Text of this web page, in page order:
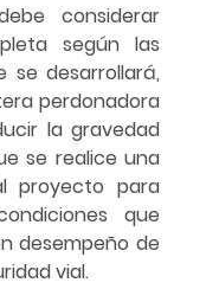
considerar
según las
se desarrollará,
perdonadora
la gravedad
se realice una
proyecto para
que
desempeño de
vial.